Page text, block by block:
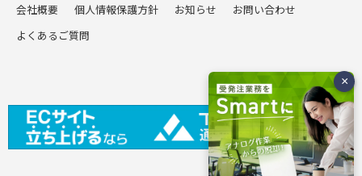
会社概要 個人情報保護方針 お知らせ
お問い合わせ
よくあるご質問